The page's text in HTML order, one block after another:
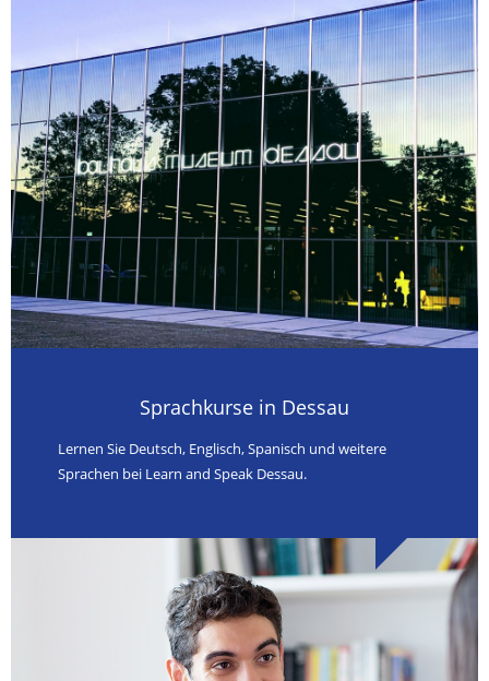
Sprachkurse in Dessau
Lernen Sie Deutsch, Englisch, Spanisch und weitere
Sprachen bei Learn and Speak Dessau.